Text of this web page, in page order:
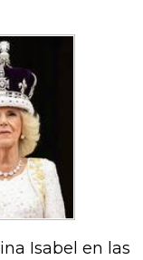
Isabel en las